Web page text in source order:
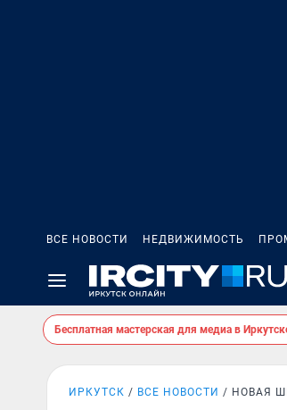
ВСЕ НОВОСТИ НЕДВИЖИМОСТЬ
Бесплатная мастерская для медиа в
ИРКУТСК ВСЕ НОВОСТИ НОВАЯ